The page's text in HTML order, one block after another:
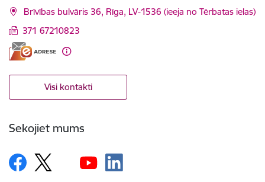
Brīvības bulvāris 36, Rīga, LV-1536 (ieeja no Tērbatas ielas)
371 67210823
Visi kontakti
Sekojiet mums